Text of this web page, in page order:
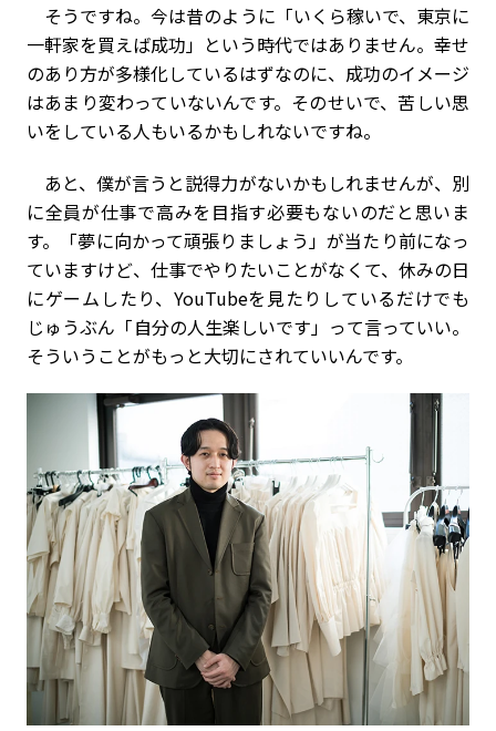
そうですね。今は昔のように「いくら稼いで、東京に
一軒家を買えば成功」という時代ではありません。幸せ
のあり方が多様化しているはずなのに、成功のイメージ
はあまり変わっていないんです。そのせいで、苦しい思
いをしている人もいるかもしれないですね。
あと、僕が言うと説得力がないかもしれませんが、別
に全員が仕事で高みを目指す必要もないのだと思いま
す。「夢に向かって頑張りましょう」が当たり前になっ
ていますけど、仕事でやりたいことがなくて、休みの日
にゲームしたり、YouTubeを見たりしているだけでも
じゅうぶん「自分の人生楽しいです」って言っていい。
そういうことがもっと大切にされていいんです。